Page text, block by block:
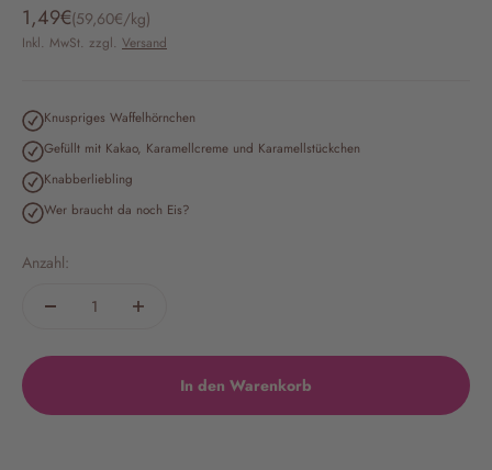
Angebot
1,49€(59,60€/kg)
Inkl. MwSt. zzgl. Versand
Knuspriges Waffelhörnchen
Gefüllt mit Kakao, Karamellcreme und Karamellstückchen
Knabberliebling
Wer braucht da noch Eis?
Anzahl:
In den Warenkorb